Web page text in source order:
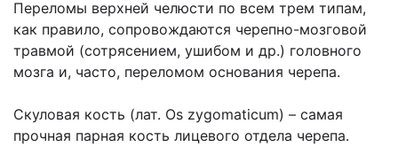
Переломы верхней челюсти по всем трем типам,
как правило, сопровождаются черепно-мозговой
травмой (сотрясением, ушибом и др.) головного
мозга и, часто, переломом основания черепа.
Скуловая кость (лат. Os zygomaticum) – самая
прочная парная кость лицевого отдела черепа.